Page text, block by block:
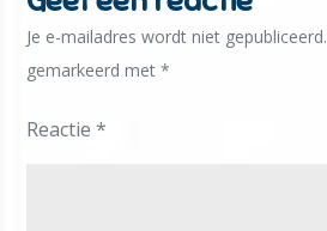
Je e-mailadres wordt niet gepubliceerd.
gemarkeerd met*
Reactie*